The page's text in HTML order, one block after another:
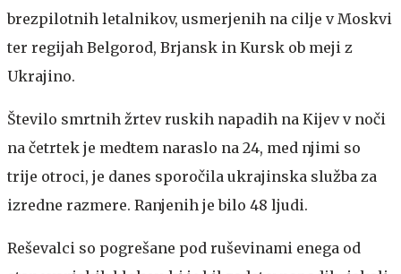
brezpilotnih letalnikov, usmerjenih na cilje v Moskvi
ter regijah Belgorod, Brjansk in Kursk ob meji z
Ukrajino.
Število smrtnih žrtev ruskih napadih na Kijev v noči
na četrtek je medtem naraslo na 24, med njimi so
trije otroci, je danes sporočila ukrajinska služba za
izredne razmere. Ranjenih je bilo 48 ljudi.
Reševalci so pogrešane pod ruševinami enega od